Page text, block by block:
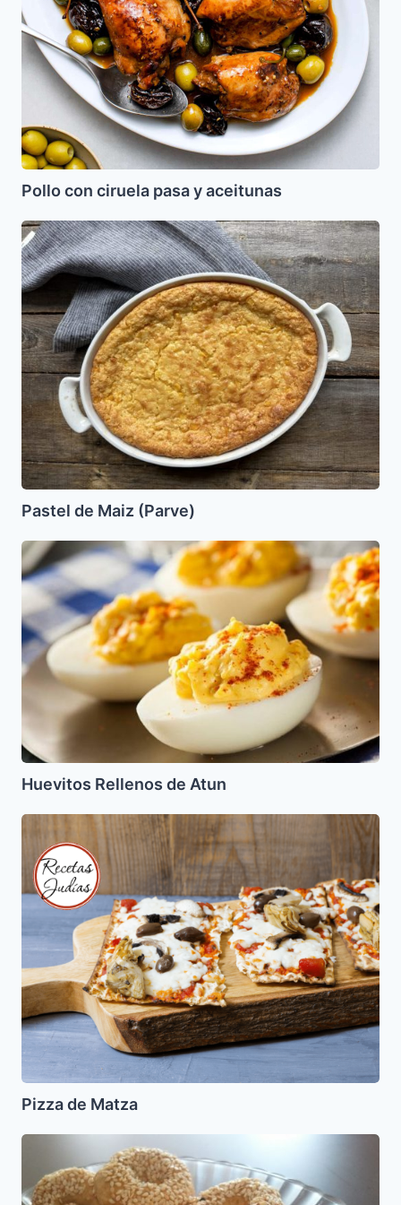
Pollo con ciruela pasa y aceitunas
Pastel
de
Maiz
(Parve)
Pastel de Maiz (Parve)
Huevitos
Rellenos
Atun
Huevitos Rellenos de Atun
Pizza
Matza
Pizza de Matza
Reshas